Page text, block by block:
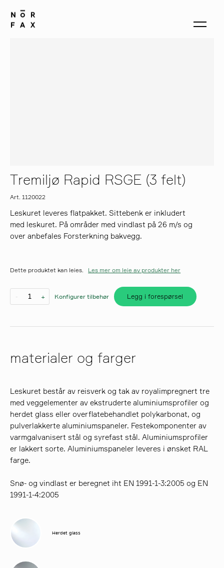
Tremiljø Rapid RSGE (3 felt)
Art. 1120022
Leskuret leveres flatpakket. Sittebenk er inkludert
med leskuret. På områder med vindlast på 26 m/s og
over anbefales Forsterkning bakvegg.
Dette produktet kan leies. Les mer om leie av produkter her
- + Konfigurer tilbehør Legg i forespørsel
materialer og farger
Leskuret består av reisverk og tak av royalimpregnert tre
med veggelementer av ekstruderte aluminiumsprofiler og
herdet glass eller overflatebehandlet polykarbonat, og
pulverlakkerte aluminiumspaneler. Festekomponenter av
varmgalvanisert stål og syrefast stål. Aluminiumsprofiler
er lakkert sorte. Aluminiumspaneler leveres i ønsket RAL
farge.
Snø- og vindlast er beregnet iht EN 1991-1-3:2005 og EN
1991-1-4:2005
Herdet glass